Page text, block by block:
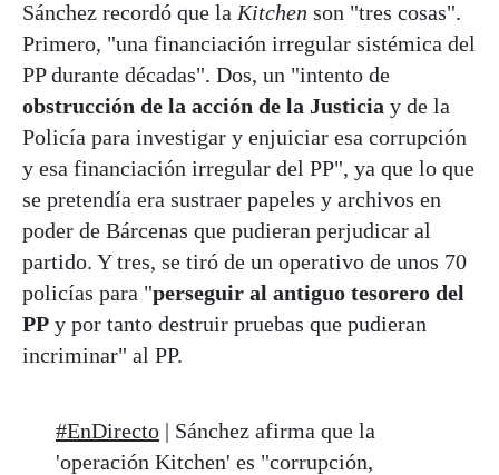
Sánchez recordó que la Kitchen son "tres cosas".
Primero, "una financiación irregular sistémica del
PP durante décadas". Dos, un "intento de
obstrucción de la acción de la Justicia y de la
Policía para investigar y enjuiciar esa corrupción
y esa financiación irregular del PP", ya que lo que
se pretendía era sustraer papeles y archivos en
poder de Bárcenas que pudieran perjudicar al
partido. Y tres, se tiró de un operativo de unos 70
policías para "perseguir al antiguo tesorero del
PP y por tanto destruir pruebas que pudieran
incriminar" al PP.
#EnDirecto | Sánchez afirma que la
'operación Kitchen' es "corrupción,